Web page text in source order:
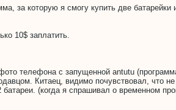
за которую я смогу купить две
10$ заплатить.
телефона с запущенной antutu
Китаец, видимо почувствовал, что
(когда я спрашивал о временном